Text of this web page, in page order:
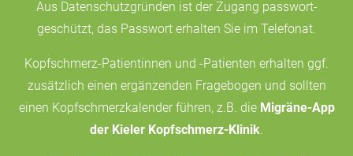
Aus Datenschutzgründen ist der Zugang passwort-
geschützt, das Passwort erhalten Sie im Telefonat.
Kopfschmerz-Patientinnen und -Patienten erhalten ggf.
zusätzlich einen ergänzenden Fragebogen und sollten
einen Kopfschmerzkalender führen, z.B. die Migräne-App
der Kieler Kopfschmerz-Klinik.